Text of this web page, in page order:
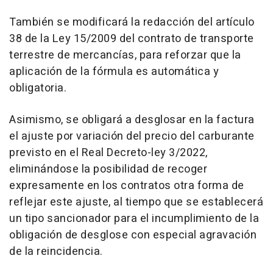
También se modificará la redacción del artículo
38 de la Ley 15/2009 del contrato de transporte
terrestre de mercancías, para reforzar que la
aplicación de la fórmula es automática y
obligatoria.
Asimismo, se obligará a desglosar en la factura
el ajuste por variación del precio del carburante
previsto en el Real Decreto-ley 3/2022,
eliminándose la posibilidad de recoger
expresamente en los contratos otra forma de
reflejar este ajuste, al tiempo que se establecerá
un tipo sancionador para el incumplimiento de la
obligación de desglose con especial agravación
de la reincidencia.